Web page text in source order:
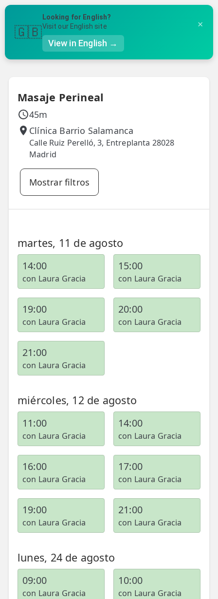
🤔 Preguntas Frecuentes
🔍 Buscador
🇬🇧 English
GENERAL
👩‍⚕️ Fisioterapeutas
🔍 Especialidades
😓 Síntomas
📅 Pedir Cita
📰 Blog
🏢 Empresas
UBICACIONES
🔍 Buscador Clínicas
📍 Barrio del Pilar
📍 Barrio Salamanca
📍 Carabanchel - Usera
📍 Bravo Murillo
📍 Getafe
🛍️ Tienda Bonos
🛍️ Tienda Productos Fisioterapia
🛒 Carrito
❤️ Ofertas
Volver a ubicaciones
✓
2 3
Masaje Perineal
45m
Clínica Barrio Salamanca
Calle Ruiz Perelló, 3, Entreplanta 28028
Madrid
Mostrar filtros
martes, 11 de agosto
14:00
con Laura Gracia
15:00
con Laura Gracia
19:00
con Laura Gracia
20:00
con Laura Gracia
21:00
con Laura Gracia
miércoles, 12 de agosto
11:00
con Laura Gracia
14:00
con Laura Gracia
16:00
con Laura Gracia
17:00
con Laura Gracia
19:00
con Laura Gracia
21:00
con Laura Gracia
lunes, 24 de agosto
09:00
con Laura Gracia
10:00
con Laura Gracia
×
🇬🇧
Looking for English?
Visit our English site
View in English →